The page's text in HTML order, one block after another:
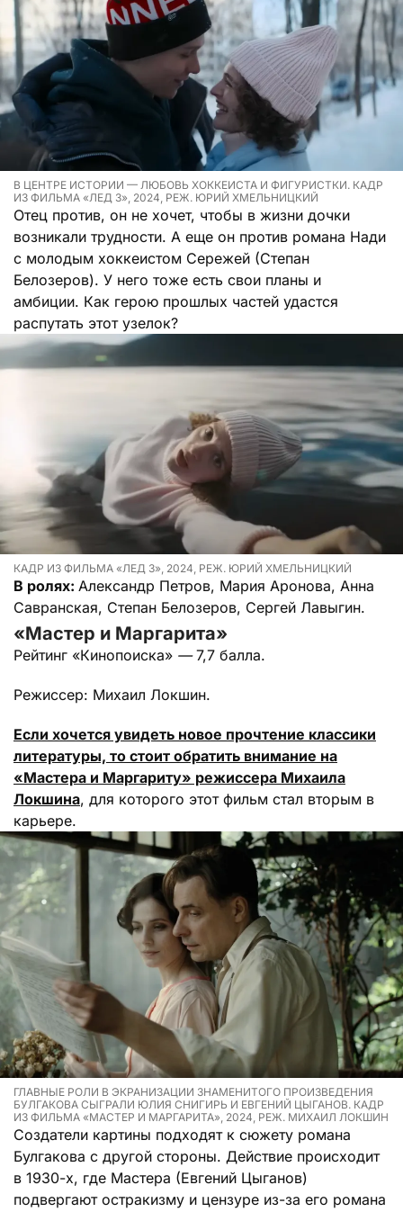
В ЦЕНТРЕ ИСТОРИИ — ЛЮБОВЬ ХОККЕИСТА И ФИГУРИСТКИ. КАДР
ИЗ ФИЛЬМА «ЛЕД 3», 2024, РЕЖ. ЮРИЙ ХМЕЛЬНИЦКИЙ
Отец против, он не хочет, чтобы в жизни дочки
возникали трудности. А еще он против романа Нади
с молодым хоккеистом Сережей (Степан
Белозеров). У него тоже есть свои планы и
амбиции. Как герою прошлых частей удастся
распутать этот узелок?
КАДР ИЗ ФИЛЬМА «ЛЕД 3», 2024, РЕЖ. ЮРИЙ ХМЕЛЬНИЦКИЙ
В ролях: Александр Петров, Мария Аронова, Анна
Савранская, Степан Белозеров, Сергей Лавыгин.
«Мастер и Маргарита»
Рейтинг «Кинопоиска» —7,7 балла.
Режиссер: Михаил Локшин.
Если хочется увидеть новое прочтение классики
литературы, то стоит обратить внимание на
«Мастера и Маргариту» режиссера Михаила
Локшина, для которого этот фильм стал вторым в
карьере.
ГЛАВНЫЕ РОЛИ В ЭКРАНИЗАЦИИ ЗНАМЕНИТОГО ПРОИЗВЕДЕНИЯ
БУЛГАКОВА СЫГРАЛИ ЮЛИЯ СНИГИРЬ И ЕВГЕНИЙ ЦЫГАНОВ. КАДР
ИЗ ФИЛЬМА «МАСТЕР И МАРГАРИТА», 2024, РЕЖ. МИХАИЛ ЛОКШИН
Создатели картины подходят к сюжету романа
Булгакова с другой стороны. Действие происходит
в 1930-х, где Мастера (Евгений Цыганов)
подвергают остракизму и цензуре из-за его романа